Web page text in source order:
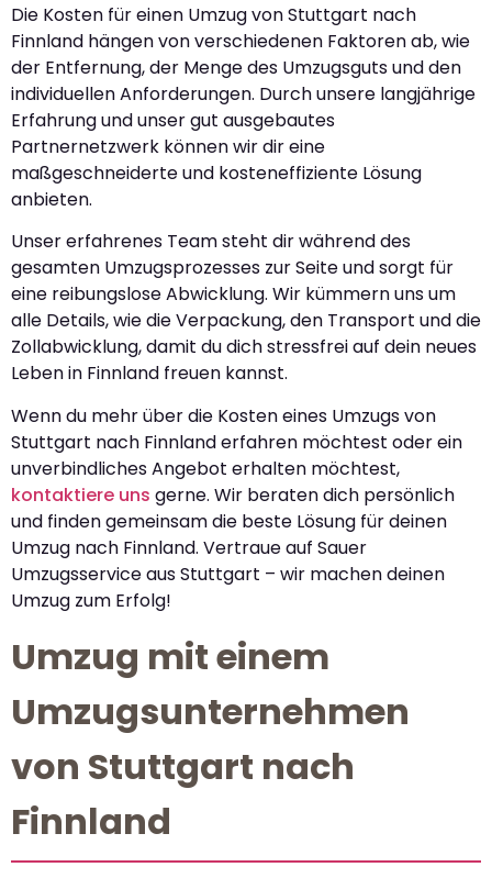
Die Kosten für einen Umzug von Stuttgart nach
Finnland hängen von verschiedenen Faktoren ab, wie
der Entfernung, der Menge des Umzugsguts und den
individuellen Anforderungen. Durch unsere langjährige
Erfahrung und unser gut ausgebautes
Partnernetzwerk können wir dir eine
maßgeschneiderte und kosteneffiziente Lösung
anbieten.
Unser erfahrenes Team steht dir während des
gesamten Umzugsprozesses zur Seite und sorgt für
eine reibungslose Abwicklung. Wir kümmern uns um
alle Details, wie die Verpackung, den Transport und die
Zollabwicklung, damit du dich stressfrei auf dein neues
Leben in Finnland freuen kannst.
Wenn du mehr über die Kosten eines Umzugs von
Stuttgart nach Finnland erfahren möchtest oder ein
unverbindliches Angebot erhalten möchtest,
kontaktiere uns gerne. Wir beraten dich persönlich
und finden gemeinsam die beste Lösung für deinen
Umzug nach Finnland. Vertraue auf Sauer
Umzugsservice aus Stuttgart – wir machen deinen
Umzug zum Erfolg!
Umzug mit einem
Umzugsunternehmen
von Stuttgart nach
Finnland